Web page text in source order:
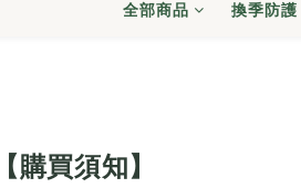
全部商品 換季防
【購買須知】